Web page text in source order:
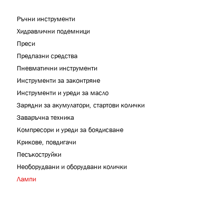
Ръчни инструменти
Хидравлични подемници
Преси
Предпазни средства
Пневматични инструменти
Инструменти за законтряне
Инструменти и уреди за масло
Зарядни за акумулатори, стартови колички
Заваръчна техника
Компресори и уреди за боядисване
Крикове, повдигачи
Песъкоструйки
Необорудвани и оборудвани колички
Лампи